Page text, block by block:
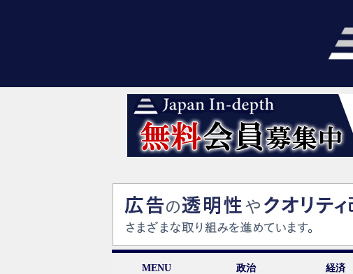
MENU 政治 経済